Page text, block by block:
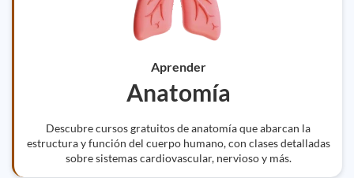
Aprender
Anatomía
Descubre cursos gratuitos de anatomía que abarcan la
estructura y función del cuerpo humano, con clases detalladas
sobre sistemas cardiovascular, nervioso y más.